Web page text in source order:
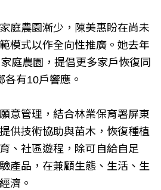
庭農園漸少，陳美惠盼在尚未
模式以作全向性推廣。她去年
庭農園，提倡更多家戶恢復同
有10戶響應。
意管理，結合林業保育署屏東
供技術協助與苗木，恢復種植
、社區遊程，除可自給自足
產品，在兼顧生態、生活、生
濟。